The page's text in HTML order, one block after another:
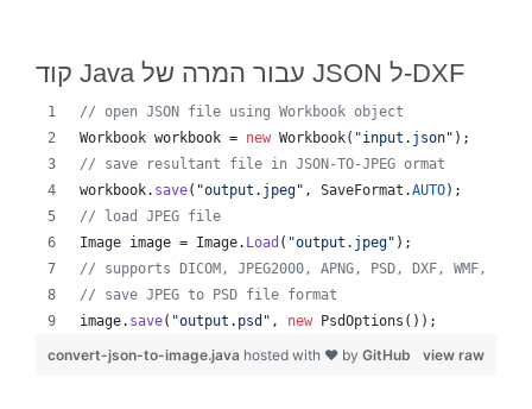
קוד Java עבור המרה של JSON ל-DXF
// open JSON file using Workbook object
Workbook workbook = new Workbook( "input.json" );
// save resultant file in JSON-TO-JPEG ormat
workbook. save( "output.jpeg" , SaveFormat .AUTO);
// load JPEG file
Image image = Image. Load ( "output.jpeg" );
// supports DICOM, JPEG2000, APNG, PSD, DXF, WMF,
// save JPEG to PSD file format
image. save( "output.psd" , new PsdOptions ());
view raw
convert-json-to-image.java hosted with ❤ by GitHub